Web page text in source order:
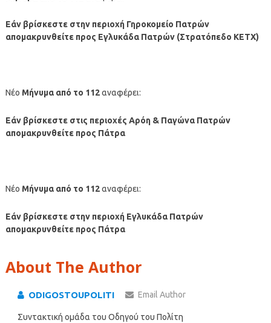
Εάν βρίσκεστε στην περιοχή Γηροκομείο Πατρών
απομακρυνθείτε προς Εγλυκάδα Πατρών (Στρατόπεδο ΚΕΤΧ)
Νέο Μήνυμα από το 112αναφέρει:
Εάν βρίσκεστε στις περιοχές Αρόη & Παγώνα Πατρών
απομακρυνθείτε προς Πάτρα
Νέο Μήνυμα από το 112αναφέρει:
Εάν βρίσκεστε στην περιοχή Εγλυκάδα Πατρών
απομακρυνθείτε προς Πάτρα
About The Author
ODIGOSTOUPOLITI Email Author
Συντακτική ομάδα του Οδηγού του Πολίτη